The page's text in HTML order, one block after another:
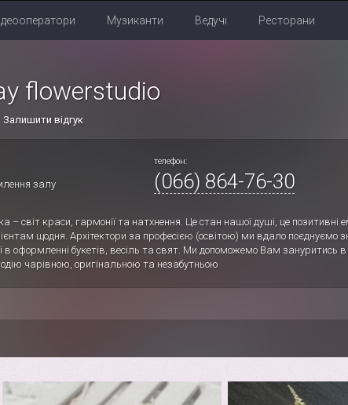
Музиканти Ведучі Ресторани
flowerstudio
Залишити відгук
залу
телефон:
(066) 864-76-30
– світ краси, гармонії та натхнення. Це стан нашої душі, це позитивні
щодня. Архітектори за професією (освітою) ми вдало поєднуємо
в оформленні букетів, весіль та свят. Ми допоможемо Вам зануритись
чарівною, оригінальною та незабутньою